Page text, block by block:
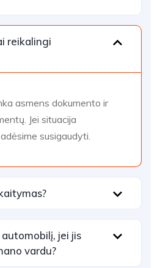
reikalingi
asmens dokumento ir
Jei situacija
susigaudyti.
jei jis
vardu?